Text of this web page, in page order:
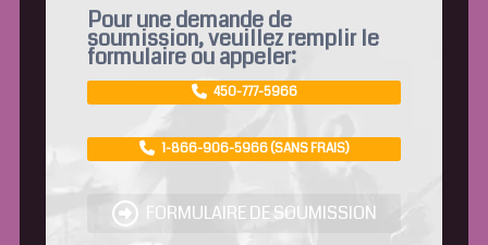
Pour une demande de
soumission, veuillez remplir le
formulaire ou appeler:
450-777-5966
1-866-906-5966 (SANS FRAIS)
FORMULAIRE DE SOUMISSION